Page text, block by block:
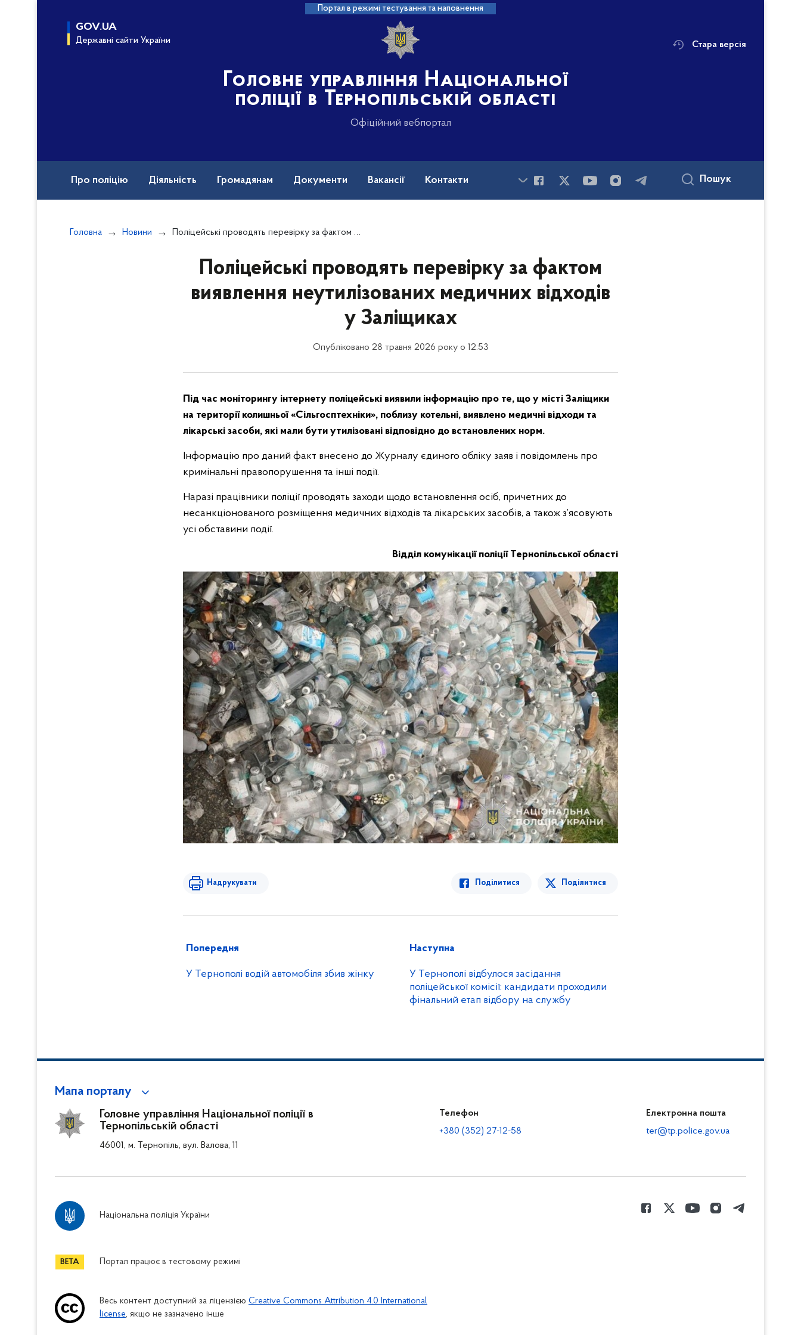
Портал в режимі тестування та наповнення
GOV.UA
Державні сайти України
Головне управління Національної
поліції в Тернопільській області
Офіційний вебпортал
Стара версія
Про поліцію Діяльність Громадянам Документи Вакансії Контакти Пошук
Головна Новини Поліцейські проводять перевірку за фактом виявлення неутилізованих медичних відходів у Заліщиках
Поліцейські проводять перевірку за фактом
виявлення неутилізованих медичних відходів
у Заліщиках
Опубліковано 28 травня 2026 року о 12:53
Під час моніторингу інтернету поліцейські виявили інформацію про те, що у місті Заліщики
на території колишньої «Сільгосптехніки», поблизу котельні, виявлено медичні відходи та
лікарські засоби, які мали бути утилізовані відповідно до встановлених норм.
Інформацію про даний факт внесено до Журналу єдиного обліку заяв і повідомлень про
кримінальні правопорушення та інші події.
Наразі працівники поліції проводять заходи щодо встановлення осіб, причетних до
несанкціонованого розміщення медичних відходів та лікарських засобів, а також з’ясовують
усі обставини події.
Відділ комунікації поліції Тернопільської області
Надрукувати Поділитися Поділитися
Попередня
У Тернополі водій автомобіля збив жінку
Наступна
У Тернополі відбулося засідання
поліцейської комісії: кандидати проходили
фінальний етап відбору на службу
Мапа порталу
Головне управління Національної поліції в
Тернопільській області
46001, м. Тернопіль, вул. Валова, 11
Телефон
+380 (352) 27-12-58
Електронна пошта
ter@tp.police.gov.ua
Національна поліція України
Портал працює в тестовому режимі
Весь контент доступний за ліцензією Creative Commons Attribution 4.0 International
license, якщо не зазначено інше